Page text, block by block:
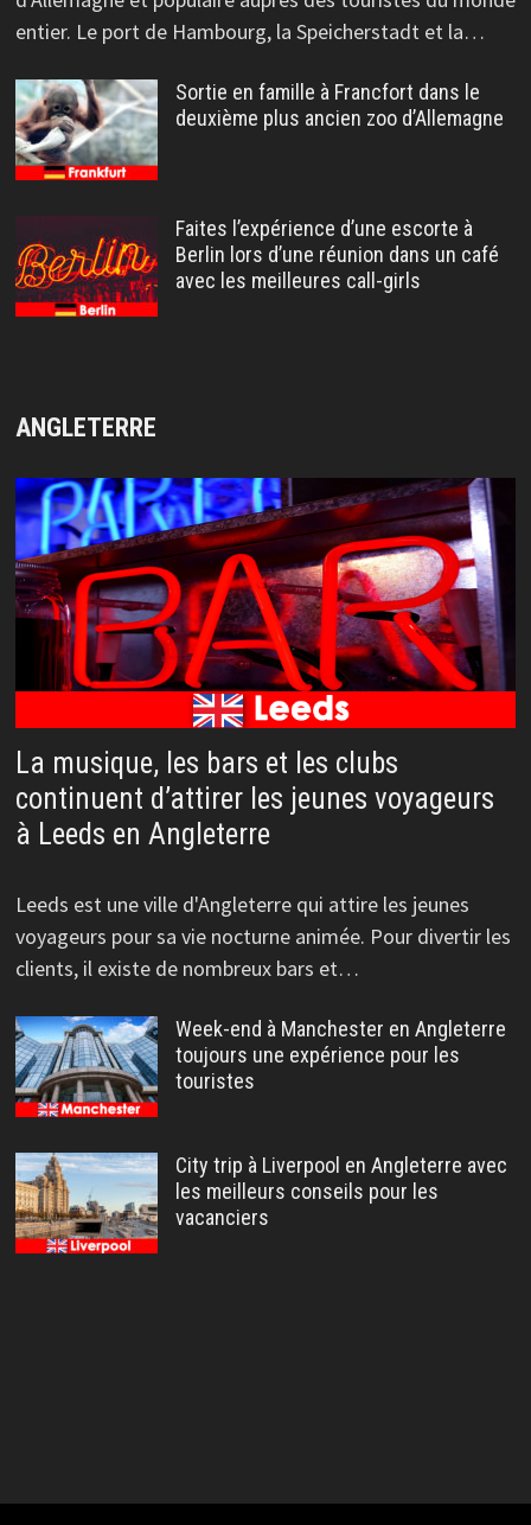
entier. Le port de Hambourg, la Speicherstadt et la…
Sortie en famille à Francfort dans le
deuxième plus ancien zoo d’Allemagne
Faites l’expérience d’une escorte à
Berlin lors d’une réunion dans un café
avec les meilleures call-girls
ANGLETERRE
La musique, les bars et les clubs
continuent d’attirer les jeunes voyageurs
à Leeds en Angleterre
Leeds est une ville d'Angleterre qui attire les jeunes
voyageurs pour sa vie nocturne animée. Pour divertir les
clients, il existe de nombreux bars et…
Week-end à Manchester en Angleterre
toujours une expérience pour les
touristes
City trip à Liverpool en Angleterre avec
les meilleurs conseils pour les
vacanciers